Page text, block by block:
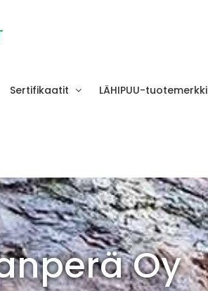
Sertifikaatit LÄHIPUU-tuotemerkki
Oy